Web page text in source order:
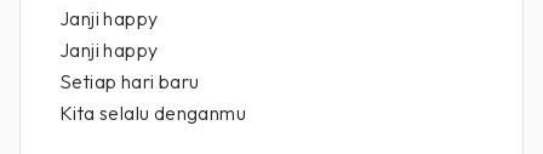
Janji happy
Janji happy
Setiap hari baru
Kita selalu denganmu